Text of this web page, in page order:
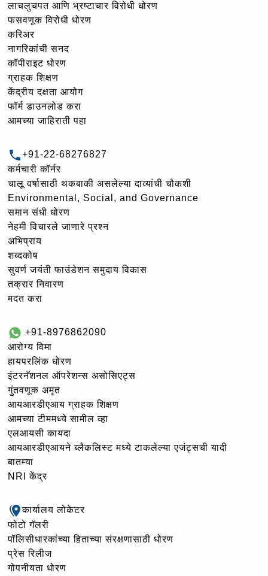
लाचलुचपत आणि भ्रष्टाचार विरोधी धोरण
फसवणूक विरोधी धोरण
करिअर
नागरिकांची सनद
कॉपीराइट धोरण
ग्राहक शिक्षण
केंद्रीय दक्षता आयोग
फॉर्म डाउनलोड करा
आमच्या जाहिराती पहा
+91-22-68276827
कर्मचारी कॉर्नर
चालू वर्षासाठी थकबाकी असलेल्या दाव्यांची चौकशी
Environmental, Social, and Governance
समान संधी धोरण
नेहमी विचारले जाणारे प्रश्न
अभिप्राय
शब्दकोष
सुवर्ण जयंती फाउंडेशन समुदाय विकास
तक्रार निवारण
मदत करा
+91-8976862090
आरोग्य विमा
हायपरलिंक धोरण
इंटरनॅशनल ऑपरेशन्स असोसिएट्स
गुंतवणूक अमृत
आयआरडीएआय ग्राहक शिक्षण
आमच्या टीममध्ये सामील व्हा
एलआयसी कायदा
आयआरडीएआयने ब्लैकलिस्ट मध्ये टाकलेल्या एजंट्सची यादी
बातम्या
NRI केंद्र
कार्यालय लोकेटर
फोटो गॅलरी
पॉलिसीधारकांच्या हिताच्या संरक्षणासाठी धोरण
प्रेस रिलीज
गोपनीयता धोरण